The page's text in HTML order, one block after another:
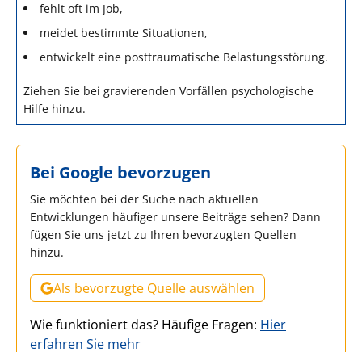
fehlt oft im Job,
meidet bestimmte Situationen,
entwickelt eine posttraumatische Belastungsstörung.
Ziehen Sie bei gravierenden Vorfällen psychologische
Hilfe hinzu.
Bei Google bevorzugen
Sie möchten bei der Suche nach aktuellen
Entwicklungen häufiger unsere Beiträge sehen? Dann
fügen Sie uns jetzt zu Ihren bevorzugten Quellen
hinzu.
Als bevorzugte Quelle auswählen
Wie funktioniert das? Häufige Fragen: Hier
erfahren Sie mehr